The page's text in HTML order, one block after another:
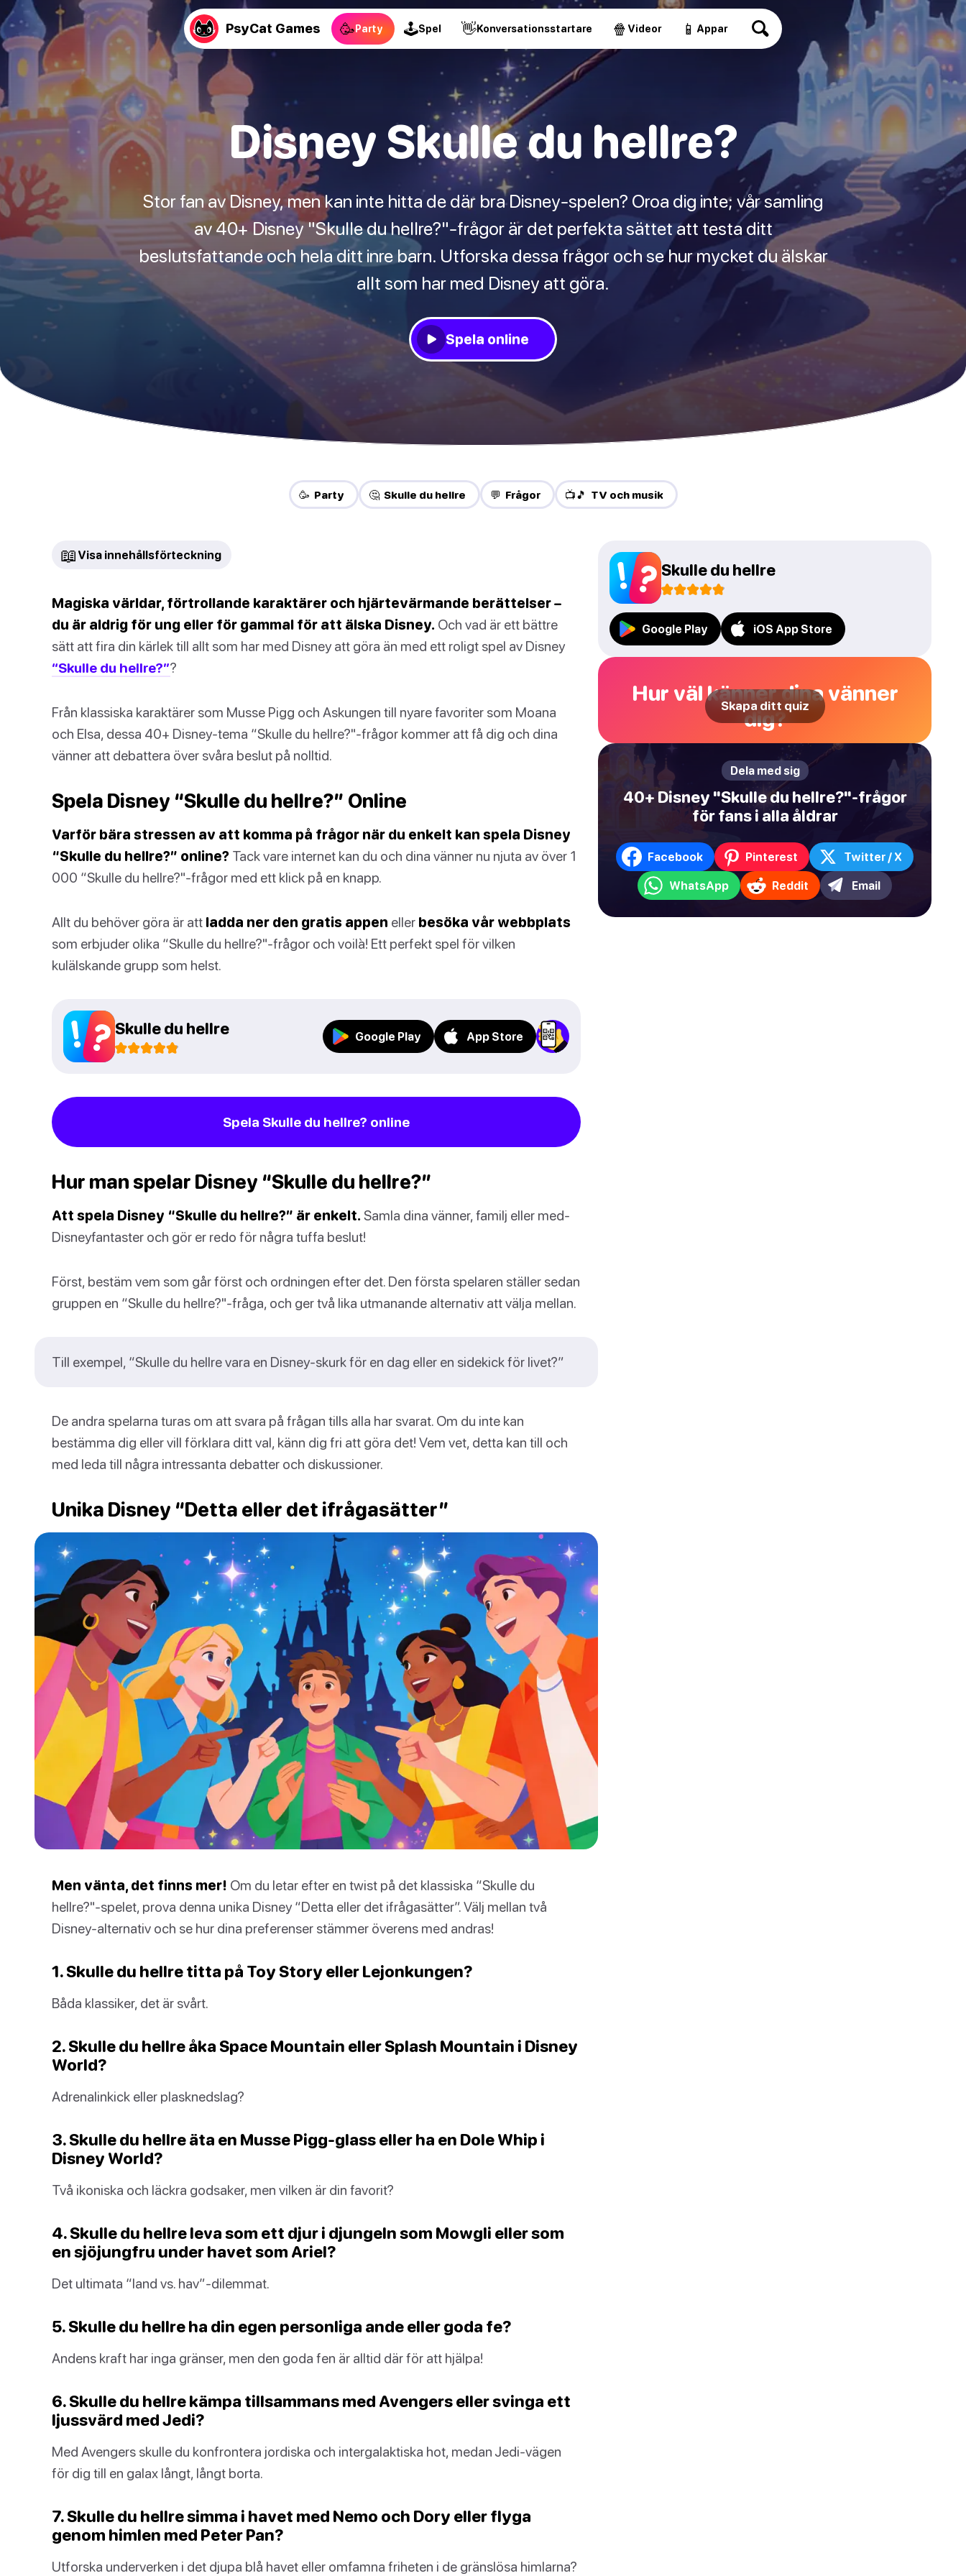
PsyCat Games 🥳Party 🕹Spel 👋Konversationsstartare 🍿 Videor 📱 Appar
Disney Skulle du hellre?
Stor fan av Disney, men kan inte hitta de där bra Disney-spelen? Oroa dig inte; vår samling
av 40+ Disney "Skulle du hellre?"-frågor är det perfekta sättet att testa ditt
beslutsfattande och hela ditt inre barn. Utforska dessa frågor och se hur mycket du älskar
allt som har med Disney att göra.
Spela online
🥳 Party 🤔 Skulle du hellre 💬 Frågor 📺🎵 TV och musik
📖 Visa innehållsförteckning
Magiska världar, förtrollande karaktärer och hjärtevärmande berättelser –
du är aldrig för ung eller för gammal för att älska Disney. Och vad är ett bättre
sätt att fira din kärlek till allt som har med Disney att göra än med ett roligt spel av Disney
“Skulle du hellre?”?
Från klassiska karaktärer som Musse Pigg och Askungen till nyare favoriter som Moana
och Elsa, dessa 40+ Disney-tema “Skulle du hellre?"-frågor kommer att få dig och dina
vänner att debattera över svåra beslut på nolltid.
Spela Disney “Skulle du hellre?” Online
Varför bära stressen av att komma på frågor när du enkelt kan spela Disney
“Skulle du hellre?” online? Tack vare internet kan du och dina vänner nu njuta av över 1
000 “Skulle du hellre?"-frågor med ett klick på en knapp.
Allt du behöver göra är att ladda ner den gratis appen eller besöka vår webbplats
som erbjuder olika “Skulle du hellre?"-frågor och voilà! Ett perfekt spel för vilken
kulälskande grupp som helst.
Skulle du hellre Google Play App Store
Spela Skulle du hellre? online
Hur man spelar Disney “Skulle du hellre?”
Att spela Disney “Skulle du hellre?” är enkelt. Samla dina vänner, familj eller med-
Disneyfantaster och gör er redo för några tuffa beslut!
Först, bestäm vem som går först och ordningen efter det. Den första spelaren ställer sedan
gruppen en “Skulle du hellre?"-fråga, och ger två lika utmanande alternativ att välja mellan.
Till exempel, “Skulle du hellre vara en Disney-skurk för en dag eller en sidekick för livet?”
De andra spelarna turas om att svara på frågan tills alla har svarat. Om du inte kan
bestämma dig eller vill förklara ditt val, känn dig fri att göra det! Vem vet, detta kan till och
med leda till några intressanta debatter och diskussioner.
Unika Disney “Detta eller det ifrågasätter”
Men vänta, det finns mer! Om du letar efter en twist på det klassiska “Skulle du
hellre?"-spelet, prova denna unika Disney “Detta eller det ifrågasätter”. Välj mellan två
Disney-alternativ och se hur dina preferenser stämmer överens med andras!
1. Skulle du hellre titta på Toy Story eller Lejonkungen?
Båda klassiker, det är svårt.
2. Skulle du hellre åka Space Mountain eller Splash Mountain i Disney
World?
Adrenalinkick eller plasknedslag?
3. Skulle du hellre äta en Musse Pigg-glass eller ha en Dole Whip i
Disney World?
Två ikoniska och läckra godsaker, men vilken är din favorit?
4. Skulle du hellre leva som ett djur i djungeln som Mowgli eller som
en sjöjungfru under havet som Ariel?
Det ultimata “land vs. hav”-dilemmat.
5. Skulle du hellre ha din egen personliga ande eller goda fe?
Andens kraft har inga gränser, men den goda fen är alltid där för att hjälpa!
6. Skulle du hellre kämpa tillsammans med Avengers eller svinga ett
ljussvärd med Jedi?
Med Avengers skulle du konfrontera jordiska och intergalaktiska hot, medan Jedi-vägen
för dig till en galax långt, långt borta.
7. Skulle du hellre simma i havet med Nemo och Dory eller flyga
genom himlen med Peter Pan?
Utforska underverken i det djupa blå havet eller omfamna friheten i de gränslösa himlarna?
Skulle du hellre
Google Play iOS App Store
Hur väl känner dina vänner
dig?
Skapa ditt quiz
Dela med sig
40+ Disney "Skulle du hellre?"-frågor
för fans i alla åldrar
Facebook Pinterest Twitter / X
WhatsApp Reddit Email